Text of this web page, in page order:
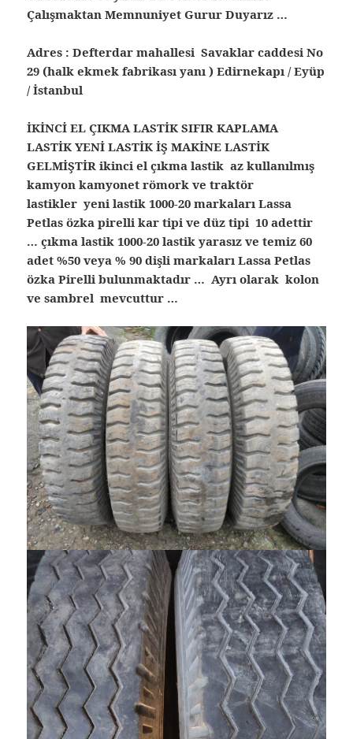
Çalışmaktan Memnuniyet Gurur Duyarız …
Adres : Defterdar mahallesi Savaklar caddesi No
29 (halk ekmek fabrikası yanı ) Edirnekapı / Eyüp
/ İstanbul
İKİNCİ EL ÇIKMA LASTİK SIFIR KAPLAMA
LASTİK YENİ LASTİK İŞ MAKİNE LASTİK
GELMİŞTİR ikinci el çıkma lastik az kullanılmış
kamyon kamyonet römork ve traktör
lastikler yeni lastik 1000-20 markaları Lassa
Petlas özka pirelli kar tipi ve düz tipi 10 adettir
… çıkma lastik 1000-20 lastik yarasız ve temiz 60
adet %50 veya % 90 dişli markaları Lassa Petlas
özka Pirelli bulunmaktadır … Ayrı olarak kolon
ve sambrel mevcuttur …